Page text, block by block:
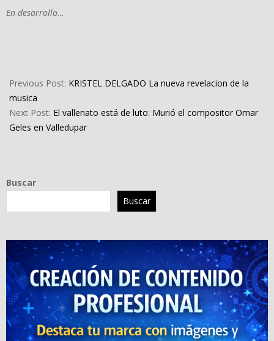
En desarrollo…
05-
21
Previous Post: KRISTEL DELGADO La nueva revelacion de la
musica
Next Post: El vallenato está de luto: Murió el compositor Omar
Geles en Valledupar
Buscar
Buscar